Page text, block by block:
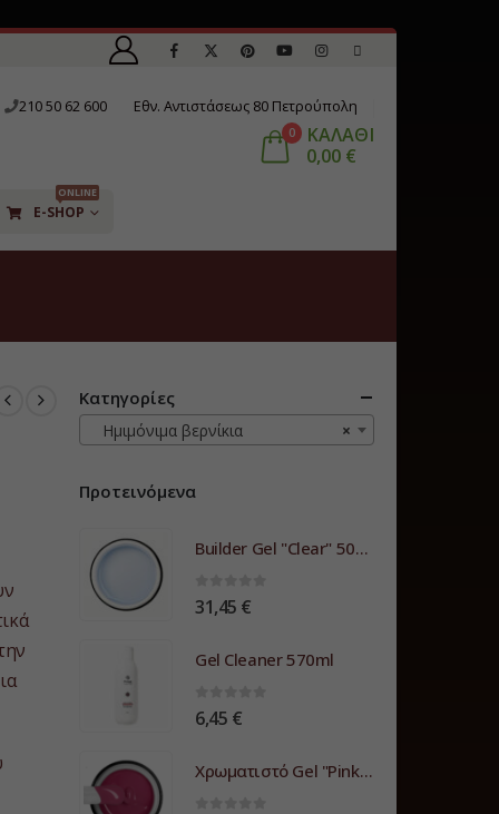
210 50 62 600 Εθν. Αντιστάσεως 80 Πετρούπολη
0
ΚΑΛΑΘΙ
0,00 €
E-SHOP
ONLINE
Κατηγορίες
×
Ημιμόνιμα βερνίκια
Προτεινόμενα
Builder Gel "Clear" 50gr.
05
31,45 €
Gel Cleaner 570ml
05
6,45 €
Χρωματιστό Gel "Pink-Pink"